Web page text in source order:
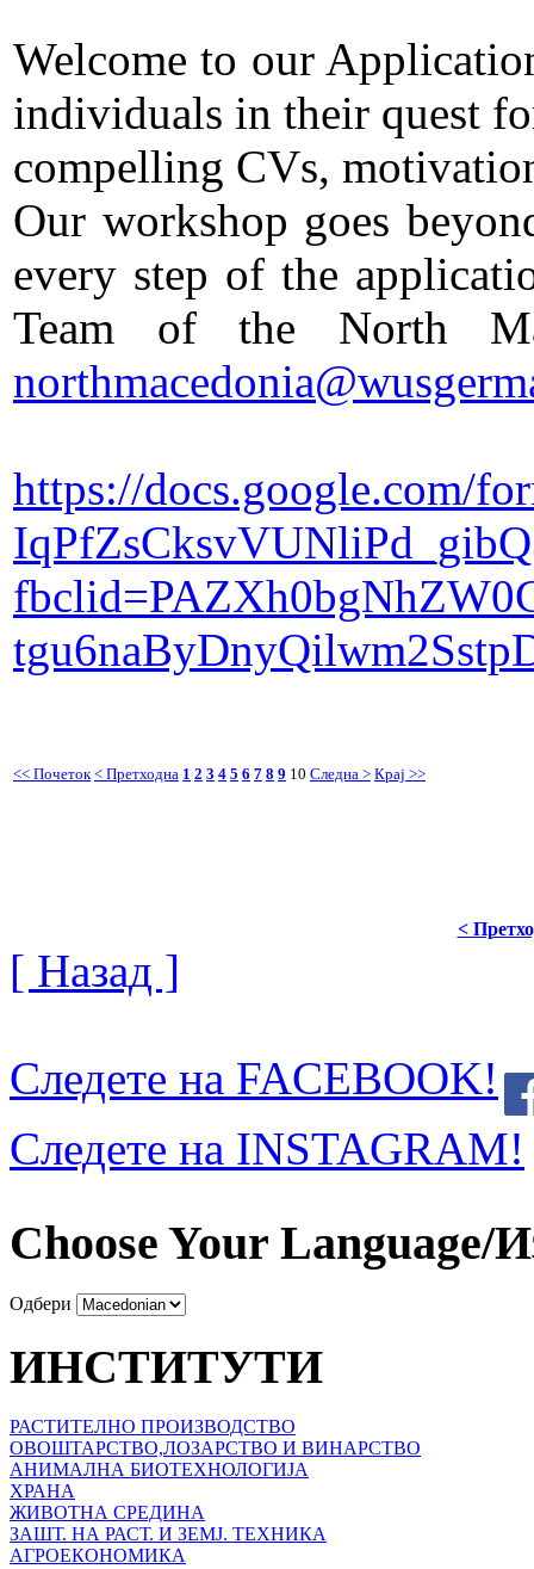
Welcome to our
individuals in their quest
compelling CVs,
Our workshop goes
every step of the
Team of the North
https://docs.google.com/
<< Почеток < Претходна 1 2 3 4 5 6 7 8 9 10 Следна > Крај >>
<
[ Назад ]
Следете на FACEBOOK!
Следете на INSTAGRAM!
Choose Your Language/
Одбери
ИНСТИТУТИ
РАСТИТЕЛНО ПРОИЗВОДСТВО
ОВОШТАРСТВО,ЛОЗАРСТВО И ВИНАРСТВО
АНИМАЛНА БИОТЕХНОЛОГИЈА
ХРАНА
ЖИВОТНА СРЕДИНА
ЗАШТ. НА РАСТ. И ЗЕМЈ. ТЕХНИКА
АГРОЕКОНОМИКА